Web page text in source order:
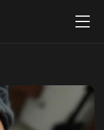
Menu